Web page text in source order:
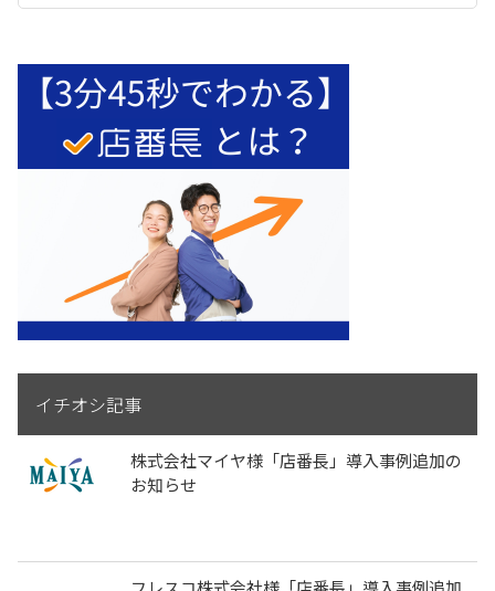
イチオシ記事
株式会社マイヤ様「店番長」導入事例追加の
お知らせ